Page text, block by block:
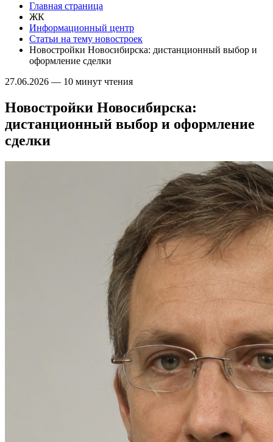
Главная страница
ЖК
Информационный центр
Статьи на тему новостроек
Новостройки Новосибирска: дистанционный выбор и
оформление сделки
27.06.2026 — 10 минут чтения
Новостройки Новосибирска:
дистанционный выбор и оформление
сделки